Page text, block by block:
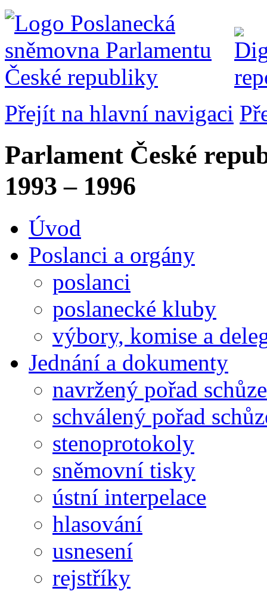
Přejít na hlavní navigaci
Parlament České
1993 – 1996
Úvod
Poslanci a orgány
poslanci
poslanecké kluby
výbory, komise a
Jednání a dokumenty
navržený pořad schůze
schválený pořad
stenoprotokoly
sněmovní tisky
ústní interpelace
hlasování
usnesení
rejstříky